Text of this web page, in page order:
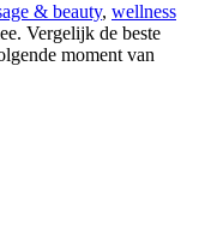
& beauty, wellness
Vergelijk de beste
moment van